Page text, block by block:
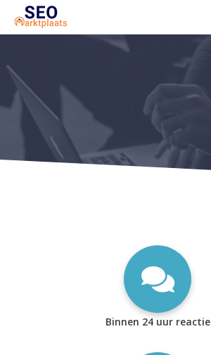
SEO tools reviews
Marketeer bij jou in de
Offerte
1. Seo voor beginners
2. Onderzoeken +
Binnen 24 uur reactie